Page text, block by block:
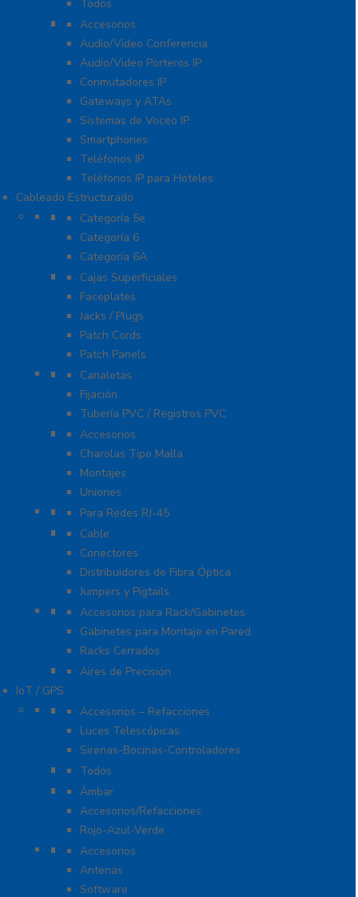
Todos
VoIP – Telefonía IP – Videoconferencia
Accesorios
Audio/Video Conferencia
Audio/Video Porteros IP
Conmutadores IP
Gateways y ATAs
Sistemas de Voceo IP
Smartphones
Teléfonos IP
Teléfonos IP para Hoteles
Cableado Estructurado
Cable
Categoría 5e
Categoría 6
Categoría 6A
Cableado de Cobre
Cajas Superficiales
Faceplates
Jacks / Plugs
Patch Cords
Patch Panels
Canalización
Canaletas
Fijación
Tubería PVC / Registros PVC
Charola
Accesorios
Charolas Tipo Malla
Montajes
Uniones
Conectores
Para Redes RJ-45
Fibra Óptica
Cable
Conectores
Distribuidores de Fibra Óptica
Jumpers y Pigtails
Rack y Gabinetes
Accesorios para Rack/Gabinetes
Gabinetes para Montaje en Pared
Racks Cerrados
Sistemas de Enfriamiento
Aires de Precisión
IoT / GPS
Accesorios para Motocicleta
Accesorios – Refacciones
Luces Telescópicas
Sirenas-Bocinas-Controladores
Barras para Interior
Todos
Estrobos/Giratorias
Ámbar
Accesorios/Refacciones
Rojo-Azul-Verde
IoT, GPS y Telemática
Accesorios
Antenas
Software